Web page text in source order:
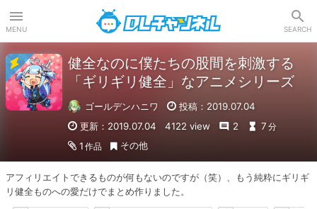
MENU SEARCH
健全なのに僕たちの股間を刺激する
「ギリギリ健全」なアニメシリーズ
ゴールデンハニワ
投稿：2019.07.04
更新：2019.07.04
4122 view 2 7 分
1 作品 その他
アフィリエイトできるものが何もないのですが（笑）、もう純粋にギリギ
リ健全ものへの愛だけでまとめ作りました。